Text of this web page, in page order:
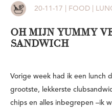
20-11-17 | FOOD |
OH MIJN YUMMY
SANDWICH
Vorige week had ik een lunch
grootste, lekkerste
chips en alles inbegrepen –ik